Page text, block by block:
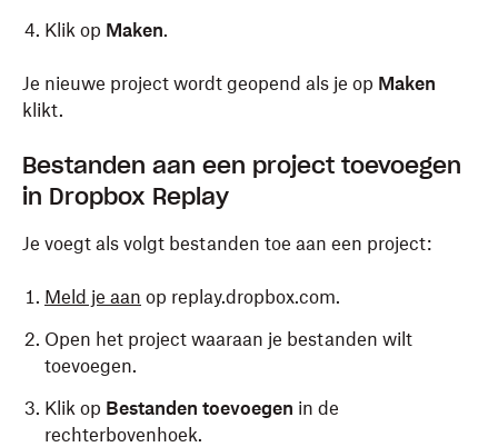
Klik op Maken.
Je nieuwe project wordt geopend als je op Maken
klikt.
Bestanden aan een project toevoegen
in Dropbox Replay
Je voegt als volgt bestanden toe aan een project:
Meld je aan op replay.dropbox.com.
Open het project waaraan je bestanden wilt
toevoegen.
Klik op Bestanden toevoegen in de
rechterbovenhoek.